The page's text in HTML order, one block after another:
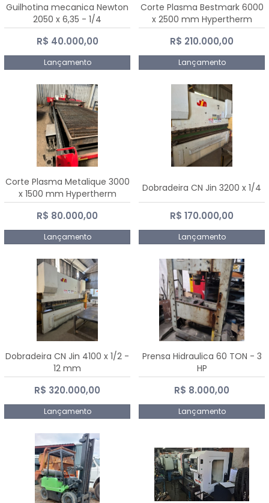
Guilhotina mecanica Newton
2050 x 6,35 - 1/4
R$ 40.000,00
Lançamento
Corte Plasma Bestmark 6000
x 2500 mm Hypertherm
MaxPro 200
R$ 210.000,00
Lançamento
Corte Plasma Metalique 3000
x 1500 mm Hypertherm
Powermax 45 xp
R$ 80.000,00
Lançamento
Dobradeira CN Jin 3200 x 1/4
R$ 170.000,00
Lançamento
Dobradeira CN Jin 4100 x 1/2 -
12 mm
R$ 320.000,00
Lançamento
Prensa Hidraulica 60 TON - 3
HP
R$ 8.000,00
Lançamento